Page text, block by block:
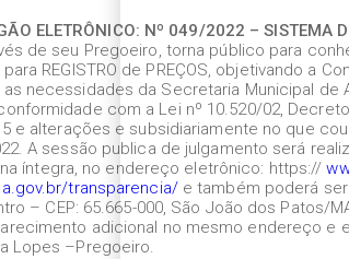
ELETRÔNICO: Nº 049/2022 – SISTEMA
de seu Pregoeiro, torna público para
REGISTRO de PREÇOS, objetivando
necessidades da Secretaria Municipal
com a Lei nº 10.520/02,
e alterações e subsidiariamente no que
A sessão publica de julgamento será
íntegra, no endereço eletrônico: https://
transparencia/e também poderá ser
– CEP: 65.665-000, São João dos Patos/
adicional no mesmo endereço e
Lopes –Pregoeiro.